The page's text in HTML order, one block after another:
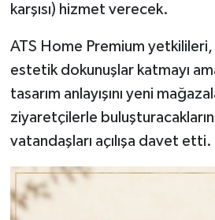
karşısı) hizmet verecek.
ATS Home Premium yetkilileri,
estetik dokunuşlar katmayı
tasarım anlayışını yeni
ziyaretçilerle
vatandaşları açılışa davet etti.